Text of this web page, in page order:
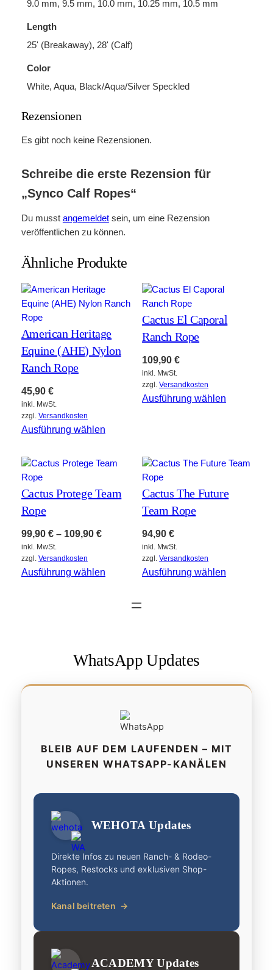
9.0 mm, 9.5 mm, 10.0 mm, 10.25 mm, 10.5 mm
Length
25' (Breakaway), 28' (Calf)
Color
White, Aqua, Black/Aqua/Silver Speckled
Rezensionen
Es gibt noch keine Rezensionen.
Schreibe die erste Rezension für
„Synco Calf Ropes“
Du musst angemeldetsein, um eine Rezension
veröffentlichen zu können.
Ähnliche Produkte
American Heritage
Equine (AHE) Nylon
Ranch Rope
45,90 €
inkl. MwSt.
zzgl. Versandkosten
Ausführung wählen
Cactus El Caporal
Ranch Rope
109,90€
inkl. MwSt.
zzgl.Versandkosten
Ausführung wählen
Cactus Protege Team
Rope
99,90 €– 109,90 €
inkl. MwSt.
zzgl. Versandkosten
Ausführung wählen
Cactus The Future
Team Rope
94,90€
inkl. MwSt.
zzgl.Versandkosten
Ausführung wählen
WhatsApp Updates
BLEIB AUF DEM LAUFENDEN – MIT
UNSEREN WHATSAPP-KANÄLEN
WEHOTA Updates
Direkte Infos zu neuen Ranch- & Rodeo-
Ropes, Restocks und exklusiven Shop-
Aktionen.
Kanal beitreten →
ACADEMY Updates